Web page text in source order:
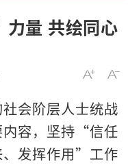
量 共绘同心
会阶层人士统战
内容，坚持“信任
、发挥作用”工作